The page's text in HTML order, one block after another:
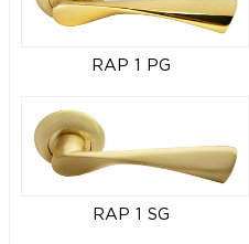
RAP 1 PG
RAP 1 SG